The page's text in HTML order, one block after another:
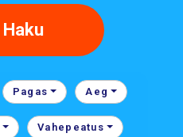
Haku
Pagas Aeg
Vahepeatus